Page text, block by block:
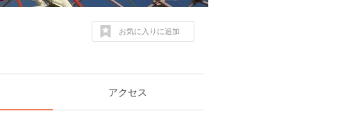
お気に入りに追加
アクセス